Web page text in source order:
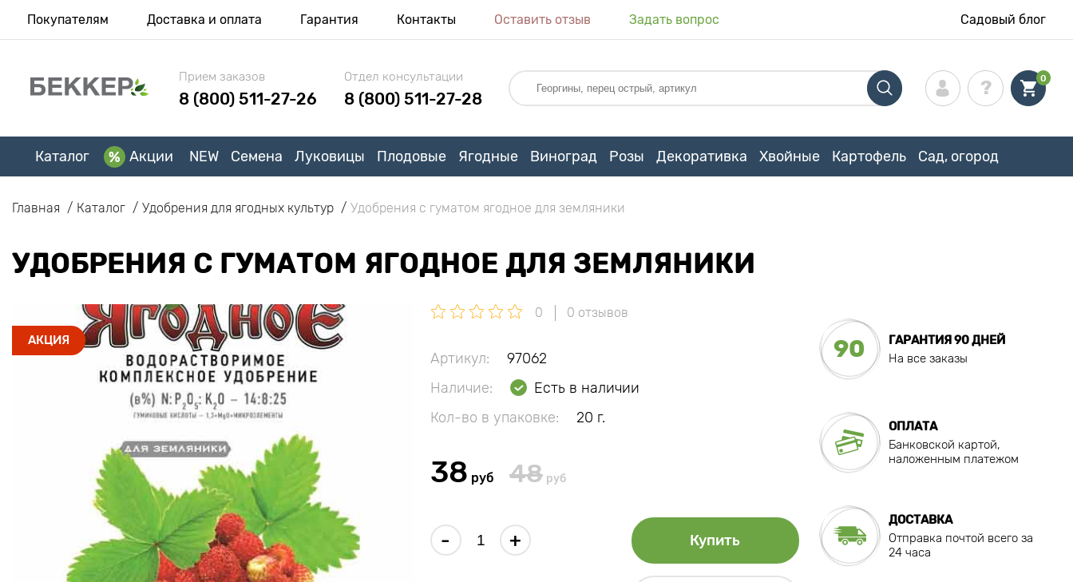
Покупателям Доставка и оплата Гарантия Контакты Оставить отзыв Задать вопрос Садовый блог
Прием заказов
8 (800) 511-27-26
Отдел консультации
8 (800) 511-27-28
0
Каталог Акции NEW Семена Луковицы Плодовые Ягодные Виноград Розы Декоративка Хвойные Картофель Сад, огород
Главная Каталог Удобрения для ягодных культур Удобрения с гуматом ягодное для земляники
УДОБРЕНИЯ С ГУМАТОМ ЯГОДНОЕ ДЛЯ ЗЕМЛЯНИКИ
АКЦИЯ
0 0 отзывов
Артикул:
97062
Наличие:
Есть в наличии
Кол-во в упаковке:
20 г.
38 руб 48 руб
- + Купить
90
ГАРАНТИЯ 90 ДНЕЙ
На все заказы
ОПЛАТА
Банковской картой,
наложенным платежом
ДОСТАВКА
Отправка почтой всего за
24 часа